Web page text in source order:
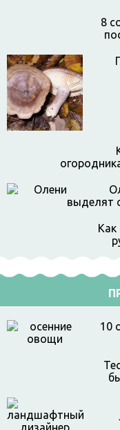
8
выделят
Как
10